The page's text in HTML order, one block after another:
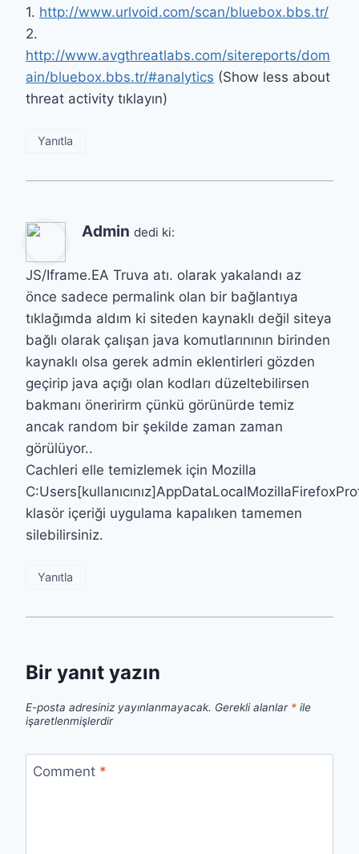
1. http://www.urlvoid.com/scan/bluebox.bbs.tr/
2.
http://www.avgthreatlabs.com/sitereports/dom
ain/bluebox.bbs.tr/#analytics (Show less about
threat activity tıklayın)
Yanıtla
Admin dedi ki:
JS/Iframe.EA Truva atı. olarak yakalandı az
önce sadece permalink olan bir bağlantıya
tıklağımda aldım ki siteden kaynaklı değil siteya
bağlı olarak çalışan java komutlarınının birinden
kaynaklı olsa gerek admin eklentirleri gözden
geçirip java açığı olan kodları düzeltebilirsen
bakmanı öneririrm çünkü görünürde temiz
ancak random bir şekilde zaman zaman
görülüyor..
Cachleri elle temizlemek için Mozilla
klasör içeriği uygulama kapalıken tamemen
silebilirsiniz.
Yanıtla
Bir yanıt yazın
E-posta adresiniz yayınlanmayacak. Gerekli alanlar * ile
işaretlenmişlerdir
Comment *